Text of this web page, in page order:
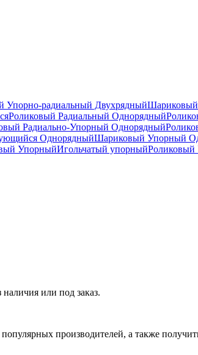
Упорно-радиальный ДвухрядныйШариковый
Роликовый Радиальный Однорядный
Радиально-Упорный Однорядный
ОднорядныйШариковый Упорный
УпорныйИгольчатый упорныйРоликовый
или под заказ.
производителей, а также